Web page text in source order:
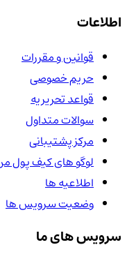
اطلاعات
قوانین و مقررات
حریم خصوصی
قواعد تحریریه
سوالات متداول
مرکز پشتیبانی
لوگو های کیف پول من
اطلاعیه ها
وضعیت سرویس ها
سرویس های ما